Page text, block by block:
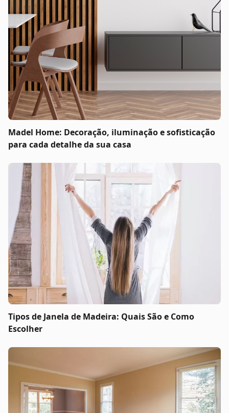
Madel Home: Decoração, iluminação e sofisticação
para cada detalhe da sua casa
Tipos de Janela de Madeira: Quais São e Como
Escolher